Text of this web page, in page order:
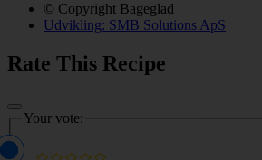
© Copyright Bageglad
Udvikling: SMB Solutions ApS
Rate This Recipe
Your vote: